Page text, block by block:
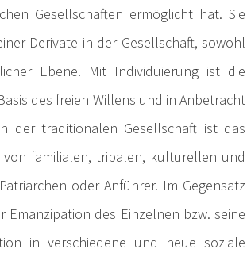
Gesellschaften ermöglicht hat. Sie
Derivate in der Gesellschaft, sowohl
Ebene. Mit Individuierung ist die
des freien Willens und in Anbetracht
der traditionalen Gesellschaft ist das
familialen, tribalen, kulturellen und
oder Anführer. Im Gegensatz
des Einzelnen bzw. seine
in verschiedene und neue soziale